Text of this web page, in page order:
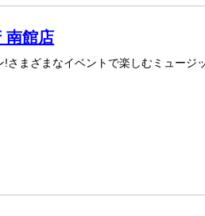
南館店
さまざまなイベントで楽しむミュージ